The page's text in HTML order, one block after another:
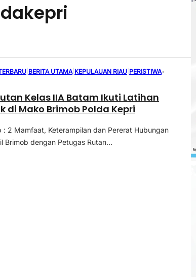
BERITA UTAMA KEPULAUAN RIAU PERISTIWA•
Kelas IIA Batam Ikuti Latihan
di Mako Brimob Polda Kepri
: 2 Mamfaat, Keterampilan dan Pererat Hubungan
Brimob dengan Petugas Rutan...